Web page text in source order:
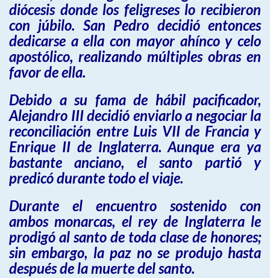
diócesis donde los feligreses lo recibieron
con júbilo. San Pedro decidió entonces
dedicarse a ella con mayor ahínco y celo
apostólico, realizando múltiples obras en
favor de ella.
Debido a su fama de hábil pacificador,
Alejandro III decidió enviarlo a negociar la
reconciliación entre Luis VII de Francia y
Enrique II de Inglaterra. Aunque era ya
bastante anciano, el santo partió y
predicó durante todo el viaje.
Durante el encuentro sostenido con
ambos monarcas, el rey de Inglaterra le
prodigó al santo de toda clase de honores;
sin embargo, la paz no se produjo hasta
después de la muerte del santo.